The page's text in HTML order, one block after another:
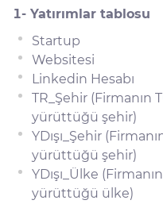
1- Yatırımlar tablosu
Startup
Websitesi
Linkedin Hesabı
TR_Şehir (Firmanın
yürüttüğü şehir)
YDışı_Şehir
yürüttüğü şehir)
YDışı_Ülke
yürüttüğü ülke)